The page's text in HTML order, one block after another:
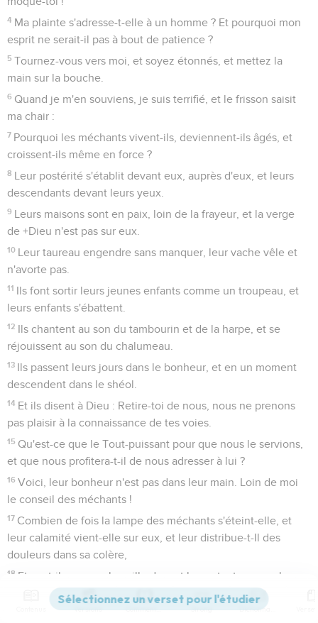
4 Ma plainte s'adresse-t-elle à un homme ? Et pourquoi mon
esprit ne serait-il pas à bout de patience ?
5 Tournez-vous vers moi, et soyez étonnés, et mettez la
main sur la bouche.
6 Quand je m'en souviens, je suis terrifié, et le frisson saisit
ma chair :
7 Pourquoi les méchants vivent-ils, deviennent-ils âgés, et
croissent-ils même en force ?
8 Leur postérité s'établit devant eux, auprès d'eux, et leurs
descendants devant leurs yeux.
9 Leurs maisons sont en paix, loin de la frayeur, et la verge
de +Dieu n'est pas sur eux.
10 Leur taureau engendre sans manquer, leur vache vêle et
n'avorte pas.
11 Ils font sortir leurs jeunes enfants comme un troupeau, et
leurs enfants s'ébattent.
12 Ils chantent au son du tambourin et de la harpe, et se
réjouissent au son du chalumeau.
13 Ils passent leurs jours dans le bonheur, et en un moment
descendent dans le shéol.
14 Et ils disent à Dieu : Retire-toi de nous, nous ne prenons
pas plaisir à la connaissance de tes voies.
15 Qu'est-ce que le Tout-puissant pour que nous le servions,
et que nous profitera-t-il de nous adresser à lui ?
16 Voici, leur bonheur n'est pas dans leur main. Loin de moi
le conseil des méchants !
17 Combien de fois la lampe des méchants s'éteint-elle, et
leur calamité vient-elle sur eux, et leur distribue-t-Il des
douleurs dans sa colère,
18 Et sont-ils comme la paille devant le vent, et comme la
balle chassée par la tempête ?
+Dieu réserve à ses fils la punition de sa méchanceté : il la
Versions Commentaires Strong